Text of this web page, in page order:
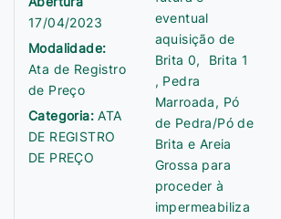
17/04/2023
Modalidade:
Ata de Registro
de Preço
Categoria:ATA
DE REGISTRO
DE PREÇO
eventual
aquisição de
Brita 0, Brita 1
, Pedra
Marroada, Pó
de Pedra/Pó de
Brita e Areia
Grossa para
proceder à
impermeabiliza